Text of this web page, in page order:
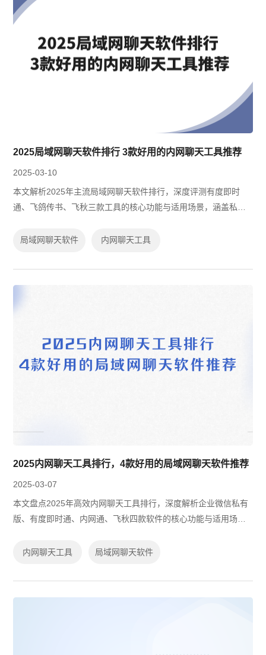
2025局域网聊天软件排行 3款好用的内网聊天工具推荐
2025-03-10
本文解析2025年主流局域网聊天软件排行，深度评测有度即时
通、飞鸽传书、飞秋三款工具的核心功能与适用场景，涵盖私有
讯方案选型建议，助力企业搭建安全高...
局域网聊天软件 内网聊天工具
2025内网聊天工具排行，4款好用的局域网聊天软件推荐
2025-03-07
本文盘点2025年高效内网聊天工具排行，深度解析企业微信私有
版、有度即时通、内网通、飞秋四款软件的核心功能与适用场
源、免费工具选型建议，助力企业搭建安...
内网聊天工具 局域网聊天软件